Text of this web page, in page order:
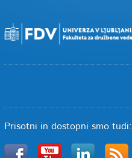
Prisotni in dostopni smo tudi: